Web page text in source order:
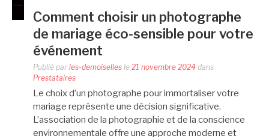
Comment choisir un photographe
de mariage éco-sensible pour votre
événement
Publié par les-demoiselles le 21 novembre 2024 dans
Prestataires
Le choix d’un photographe pour immortaliser votre
mariage représente une décision significative.
L’association de la photographie et de la conscience
environnementale offre une approche moderne et